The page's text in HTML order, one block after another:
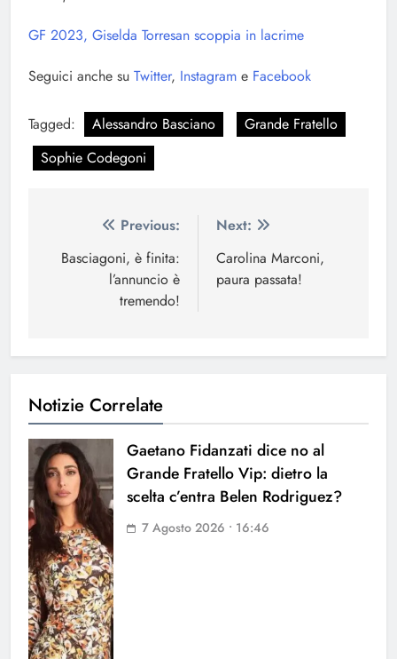
GF 2023, Giselda Torresan scoppia in lacrime
Seguici anche su Twitter, Instagram e Facebook
Tagged: Alessandro Basciano
Grande Fratello
Sophie Codegoni
Navigazione
articoli
Previous:
Basciagoni, è finita:
l’annuncio è
tremendo!
Next:
Carolina Marconi,
paura passata!
Notizie Correlate
Gaetano Fidanzati dice no al
Grande Fratello Vip: dietro la
scelta c’entra Belen Rodriguez?
7 Agosto 2026 • 16:46